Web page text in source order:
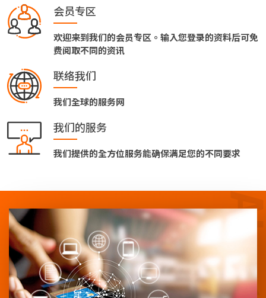
会员专区
欢迎来到我们的会员专区。输入您登录的资料后可免
费阅取不同的资讯
联络我们
我们全球的服务网
我们的服务
我们提供的全方位服务能确保满足您的不同要求